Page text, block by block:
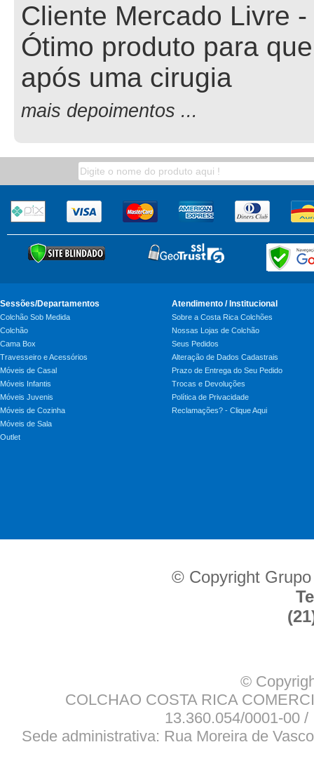
Cliente Mercado Livre
Ótimo produto para
após uma cirugia
mais depoimentos ...
Sessões/Departamentos
Colchão Sob Medida
Colchão
Cama Box
Travesseiro e Acessórios
Móveis de Casal
Móveis Infantis
Móveis Juvenis
Móveis de Cozinha
Móveis de Sala
Outlet
Atendimento / Institucional
Sobre a Costa Rica Colchões
Nossas Lojas de Colchão
Seus Pedidos
Alteração de Dados Cadastrais
Prazo de Entrega do Seu Pedido
Trocas e Devoluções
Política de Privacidade
Reclamações? - Clique Aqui
© Copyright
©
COLCHAO COSTA RICA
13.360.054/0001-00
Sede administrativa: Rua Moreira de